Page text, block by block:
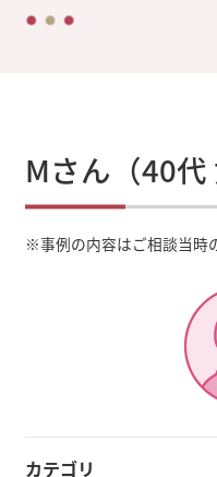
Mさん（40代
※事例の内容はご相談当時
カテゴリ